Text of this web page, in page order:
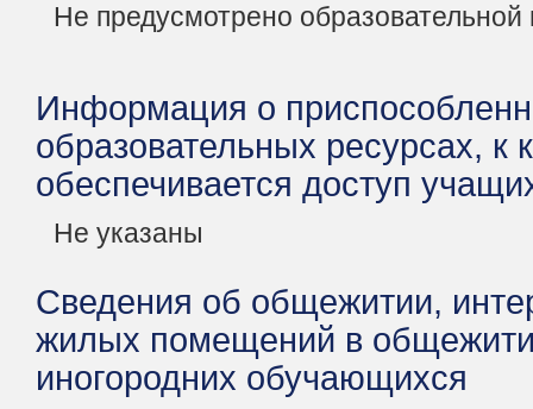
Не предусмотрено
Информация о
образовательных ресурсах, к
обеспечивается доступ
Не указаны
Сведения об общежитии,
жилых помещений в
иногородних обучающихся